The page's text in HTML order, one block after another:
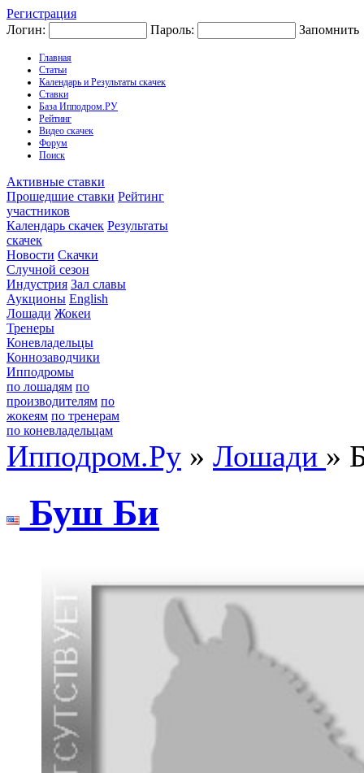
Регистрация
Логин:
Пароль: Запомнить
Главная
Статьи
Календарь и Результаты скачек
Ставки
База Ипподром.РУ
Рейтинг
Видео скачек
Форум
Поиск
Активные ставки
Прошедшие ставки Рейтинг
участников
Календарь скачек Результаты
скачек
Новости Скачки
Случной сезон
Индустрия Зал славы
Аукционы English
Лошади Жокеи
Тренеры
Коневладельцы
Коннозаводчики
Ипподромы
по лошадям по
производителям по
жокеям по тренерам
по коневладельцам
Ипподром.Ру » Лошади »
Буш Би